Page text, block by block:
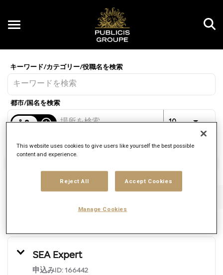
Toggle
JP
access_time 10 キロメートル
SEA Expert
申込みID: 166442
This website uses cookies to give users like yourself the best possible
content and experience.
Reject All Accept Cookies
Manage Cookies